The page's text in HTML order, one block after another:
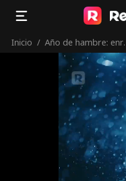
Inicio / Año de hambre: enri
quecidos con mi esp
osa silenciosa